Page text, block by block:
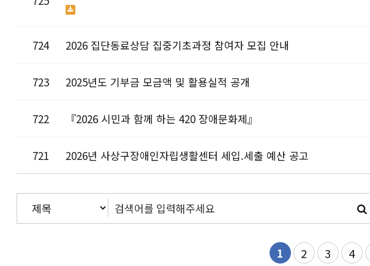
724 2026 집단동료상담 집중기초과정 참여자 모집 안내
723 2025년도 기부금 모금액 및 활용실적 공개
722 『2026 시민과 함께 하는 420 장애문화제』
721 2026년 사상구장애인자립생활센터 세입.세출 예산 공고
1 2 3 4